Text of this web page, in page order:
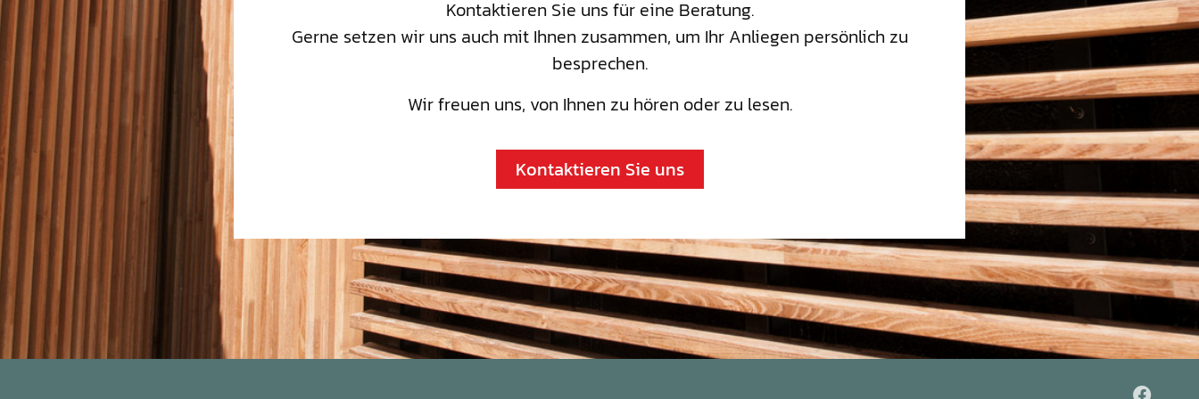
Kontaktieren Sie uns für eine Beratung.
Gerne setzen wir uns auch mit Ihnen zusammen, um Ihr Anliegen persönlich zu
besprechen.
Wir freuen uns, von Ihnen zu hören oder zu lesen.
Kontaktieren Sie uns